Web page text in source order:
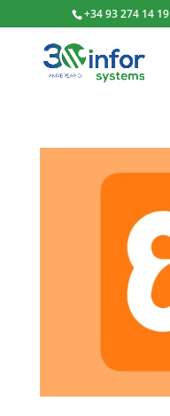
+34 93 274 14 19